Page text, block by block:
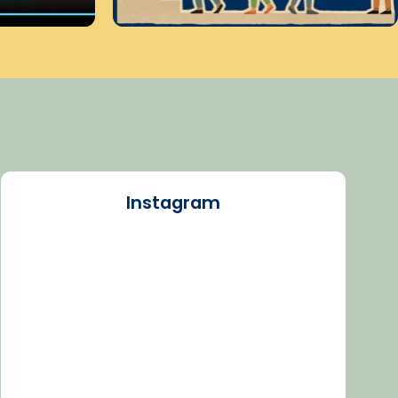
Instagram